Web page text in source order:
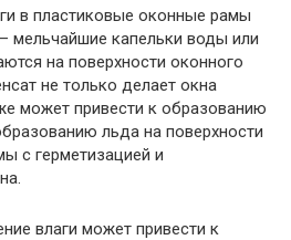
в пластиковые оконные рамы
мельчайшие капельки воды или
на поверхности оконного
не только делает окна
может привести к образованию
льда на поверхности
с герметизацией и
влаги может привести к